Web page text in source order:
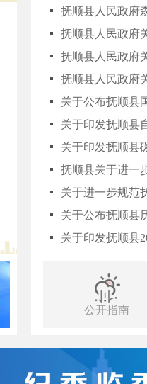
抚顺县人民政府
抚顺县人民政府
抚顺县人民政府
关于公布抚顺县
关于印发抚顺县
关于印发抚顺县
抚顺县关于进一
关于进一步规范
关于公布抚顺县
关于印发抚顺县
公开指南